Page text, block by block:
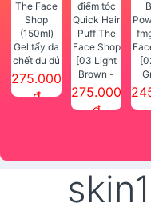
Gel tẩy da
chết đu đủ
SMART
PEELING
275.000
đ
[03 Light
Brown -
Nâu Sáng]
Phấn che
275.000
đ